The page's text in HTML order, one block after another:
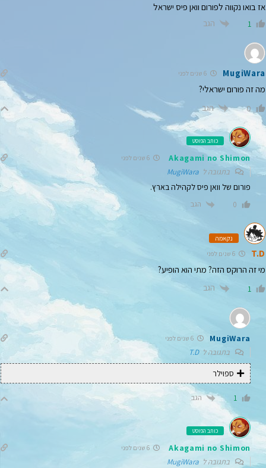
אז בואו נקווה לפורום וואן פיס ישראל
1 הגב
MugiWara
מה זה פורום ישראלי?
0 הגב
כותב הפוסט
Akagami no Shimon
MugiWara
פורום של וואן פיס לקהילה בארץ.
0 הגב
נקאמה
T.D 6 שנים לפני
מי זה הרוקס הזה? מתי הוא הופיע?
1 הגב
MugiWara
T.D
ספוילר
1 הגב
כותב הפוסט
Akagami no Shimon
MugiWara